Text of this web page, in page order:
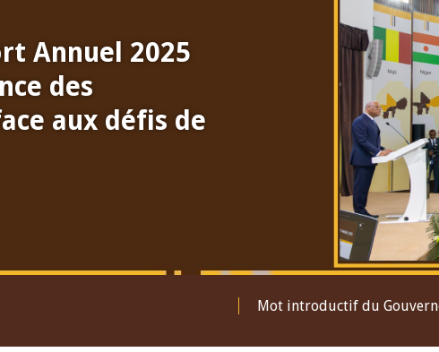
Annuel 2025
des
aux défis de
Mot introductif du